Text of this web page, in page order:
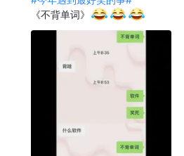
《不背单词》